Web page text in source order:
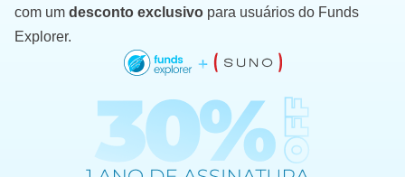
com um desconto exclusivo para usuários do Funds
Explorer.